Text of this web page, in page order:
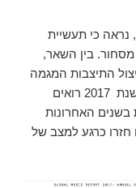
אולי זה בעקבות הדו"ח המסכם של 2017, נראה כי תעשיית
בין השאר,
התיצבות המגמה
הכלכלית בשנים האחרונות. לפי הדו"ח לשנת 2017 רואים
האחרונות
כרגע למצב של